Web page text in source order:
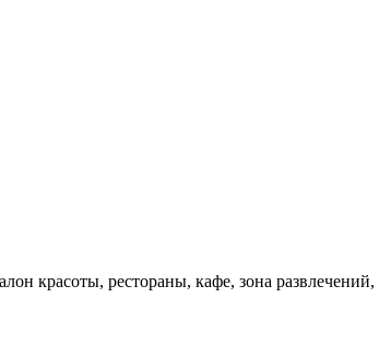
красоты, рестораны, кафе, зона